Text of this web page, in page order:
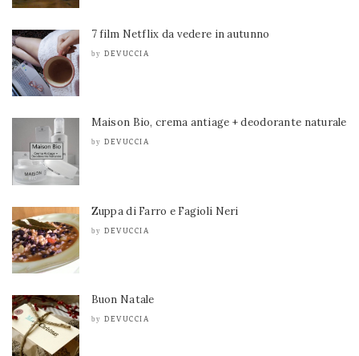
7 film Netflix da vedere in autunno
by DEVUCCIA
Maison Bio, crema antiage + deodorante naturale
by DEVUCCIA
Zuppa di Farro e Fagioli Neri
by DEVUCCIA
Buon Natale
by DEVUCCIA